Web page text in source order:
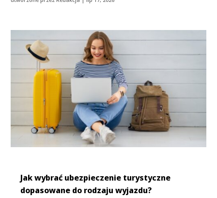
Jak wybrać ubezpieczenie turystyczne
dopasowane do rodzaju wyjazdu?